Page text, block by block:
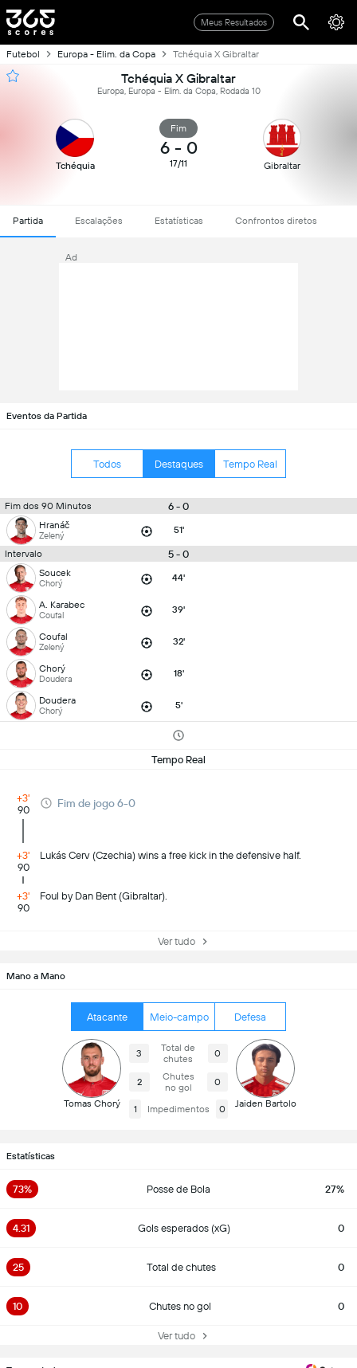
Meus Resultados
Futebol Europa - Elim. da Copa Tchéquia X Gibraltar
Tchéquia X Gibraltar
Europa, Europa - Elim. da Copa, Rodada 10
Tchéquia
Fim
6 - 0
17/11 Gibraltar
Partida Escalações Estatísticas Confrontos diretos
Ad
Eventos da Partida
Todos Destaques Tempo Real
Fim dos 90 Minutos 6 - 0
Hranáč
Zelený 51'
Intervalo 5 - 0
Soucek
Chorý 44'
A. Karabec
Coufal 39'
Coufal
Zelený 32'
Chorý
Doudera 18'
Doudera
Chorý 5'
Tempo Real
+3'
90
Fim de jogo 6-0
+3'
90
Lukás Cerv (Czechia) wins a free kick in the defensive half.
+3'
90
Foul by Dan Bent (Gibraltar).
Ver tudo
Mano a Mano
Atacante Meio-campo Defesa
Tomas Chorý
3
Total de
chutes
0
2
Chutes
no gol
0
1 Impedimentos 0 Jaiden Bartolo
Estatísticas
73% Posse de Bola 27%
4.31 Gols esperados (xG) 0
25 Total de chutes 0
10 Chutes no gol 0
Ver tudo